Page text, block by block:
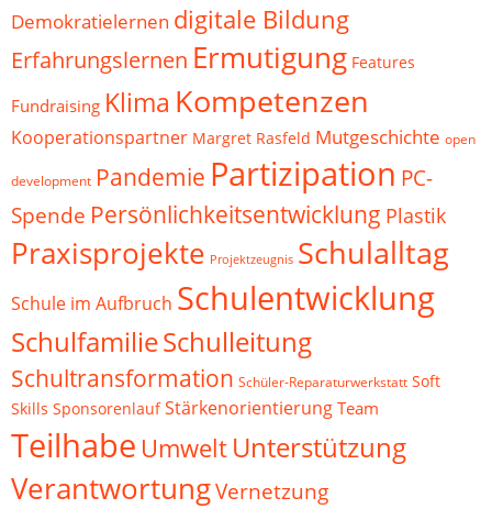
Demokratielernen digitale Bildung
Erfahrungslernen Ermutigung Features
Fundraising Klima Kompetenzen
Kooperationspartner Margret Rasfeld Mutgeschichte open
development Pandemie Partizipation PC-
Spende Persönlichkeitsentwicklung Plastik
Praxisprojekte Projektzeugnis Schulalltag
Schule im Aufbruch Schulentwicklung
SchulfamilieSchulleitung
Schultransformation Schüler-Reparaturwerkstatt Soft
Skills Sponsorenlauf Stärkenorientierung Team
Teilhabe Umwelt Unterstützung
VerantwortungVernetzung